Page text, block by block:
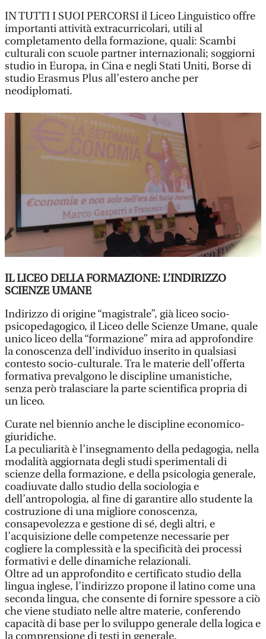
IN TUTTI I SUOI PERCORSI il Liceo Linguistico offre
importanti attività extracurricolari, utili al
completamento della formazione, quali: Scambi
culturali con scuole partner internazionali; soggiorni
studio in Europa, in Cina e negli Stati Uniti, Borse di
studio Erasmus Plus all’estero anche per
neodiplomati.
IL LICEO DELLA FORMAZIONE: L’INDIRIZZO
SCIENZE UMANE
Indirizzo di origine “magistrale”, già liceo socio-
psicopedagogico, il Liceo delle Scienze Umane, quale
unico liceo della “formazione” mira ad approfondire
la conoscenza dell’individuo inserito in qualsiasi
contesto socio-culturale. Tra le materie dell’offerta
formativa prevalgono le discipline umanistiche,
senza però tralasciare la parte scientifica propria di
un liceo.
Curate nel biennio anche le discipline economico-
giuridiche.
La peculiarità è l’insegnamento della pedagogia, nella
modalità aggiornata degli studi sperimentali di
scienze della formazione, e della psicologia generale,
coadiuvate dallo studio della sociologia e
dell’antropologia, al fine di garantire allo studente la
costruzione di una migliore conoscenza,
consapevolezza e gestione di sé, degli altri, e
l’acquisizione delle competenze necessarie per
cogliere la complessità e la specificità dei processi
formativi e delle dinamiche relazionali.
Oltre ad un approfondito e certificato studio della
lingua inglese, l’indirizzo propone il latino come una
seconda lingua, che consente di fornire spessore a ciò
che viene studiato nelle altre materie, conferendo
capacità di base per lo sviluppo generale della logica e
la comprensione di testi in generale.